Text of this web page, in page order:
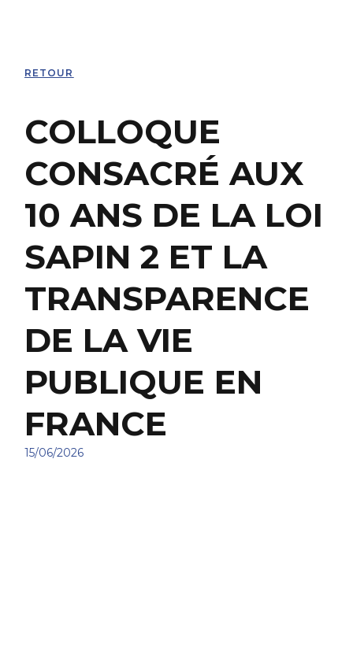
RETOUR
COLLOQUE
CONSACRÉ AUX
10 ANS DE LA LOI
SAPIN 2 ET LA
TRANSPARENCE
DE LA VIE
PUBLIQUE EN
FRANCE
15/06/2026